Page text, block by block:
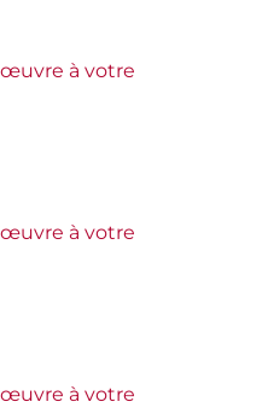
à votre
à votre
à votre